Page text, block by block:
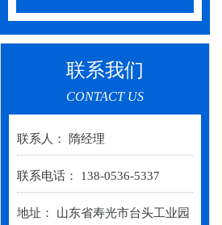
联系我们
CONTACT US
联系人： 隋经理
联系电话： 138-0536-5337
地址： 山东省寿光市台头工业园